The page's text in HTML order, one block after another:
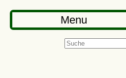
Menu